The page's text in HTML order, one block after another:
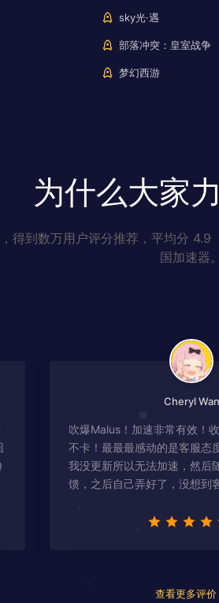
sky光·遇
部落冲突：皇室战争
梦幻西游
为什么大家
得到数万用户评分推荐，平均分
国加速器。
Cheryl Wan
吹爆Malus！加速非常有效！
不卡！最最最感动的是客服态
我没更新所以无法加速，然后
馈，之后自己弄好了，没想到
查看更多评价